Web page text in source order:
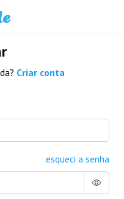
Criar conta
esqueci a senha